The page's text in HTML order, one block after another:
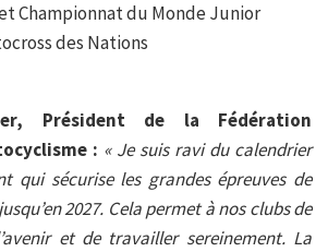
et Championnat du Monde Junior
des Nations
Président de la Fédération
: « Je suis ravi du calendrier
qui sécurise les grandes épreuves de
2027. Cela permet à nos clubs de
et de travailler sereinement. La